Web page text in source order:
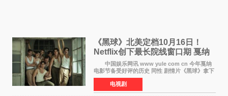
《黑球》北美定档10月16日！
Netflix创下最长院线窗口期 戛纳
最佳导演加持
中国娱乐网讯 www yule com cn 今年戛纳
电影节备受好评的历史 同性 剧情片《黑球》拿下
Netflix美国发行电影的最长院线放映期——该片
最新定档今年10月16日美国影院上映（此前定档
11月6日，如
电视剧